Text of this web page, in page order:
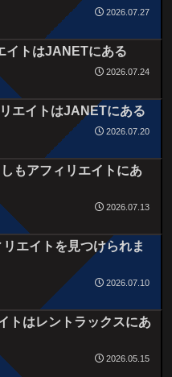
2026.07.27
イトはJANETにある
2026.07.24
エイトはJANETにある
2026.07.20
もアフィリエイトにあ
2026.07.13
エイトを見つけられま
2026.07.10
トはレントラックスにあ
2026.05.15